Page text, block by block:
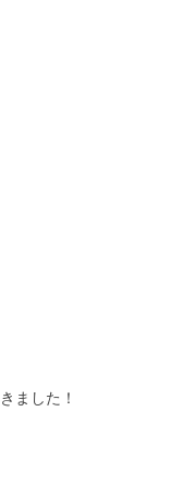
ました！